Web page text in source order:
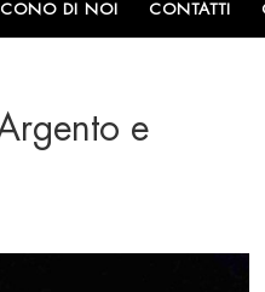
DI NOI CONTATTI
e